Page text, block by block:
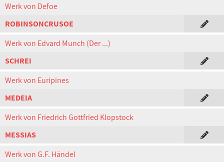
Werk von Defoe
ROBINSONCRUSOE
Werk von Edvard Munch (Der ...)
SCHREI
Werk von Euripines
MEDEIA
Werk von Friedrich Gottfried Klopstock
MESSIAS
Werk von G.F. Händel